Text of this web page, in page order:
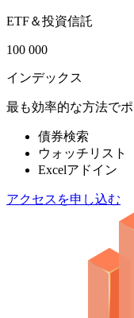
ETF＆投資信託
100 000
インデックス
最も効率的な方法で
債券検索
ウォッチリスト
Excelアドイン
アクセスを申し込む